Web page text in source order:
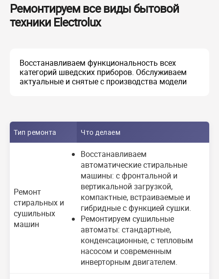
Ремонтируем все виды бытовой
техники Electrolux
Восстанавливаем функциональность всех
категорий шведских приборов. Обслуживаем
актуальные и снятые с производства модели
Тип ремонта Что делаем
Ремонт
стиральных и
сушильных
машин
Восстанавливаем
автоматические стиральные
машины: с фронтальной и
вертикальной загрузкой,
компактные, встраиваемые и
гибридные с функцией сушки.
Ремонтируем сушильные
автоматы: стандартные,
конденсационные, с тепловым
насосом и современным
инверторным двигателем.